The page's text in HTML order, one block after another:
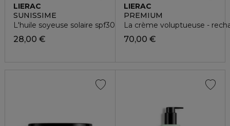
LIERAC
SUNISSIME
L'huile soyeuse solaire spf30
28,00 €
LIERAC
PREMIUM
La crème voluptueuse -
70,00 €